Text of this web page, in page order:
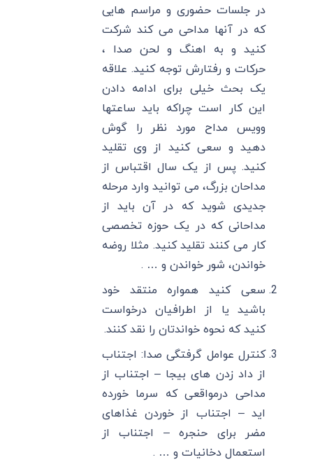
در جلسات حضوری و مراسم هایی
که در آنها مداحی می کند شرکت
کنید و به اهنگ و لحن صدا ،
حرکات و رفتارش توجه کنید. علاقه
یک بحث خیلی برای ادامه دادن
این کار است چراکه باید ساعتها
وویس مداح مورد نظر را گوش
دهید و سعی کنید از وی تقلید
کنید. پس از یک سال اقتباس از
مداحان بزرگ، می توانید وارد مرحله
جدیدی شوید که در آن باید از
مداحانی که در یک حوزه تخصصی
کار می کنند تقلید کنید. مثلا روضه
خواندن، شور خواندن و … .
سعی کنید همواره منتقد خود
باشید یا از اطرافیان درخواست
کنید که نحوه خواندتان را نقد کنند.
کنترل عوامل گرفتگی صدا: اجتناب
از داد زدن های بیجا – اجتناب از
مداحی درمواقعی که سرما خورده
اید – اجتناب از خوردن غذاهای
مضر برای حنجره – اجتناب از
استعمال دخانیات و … .